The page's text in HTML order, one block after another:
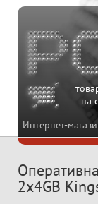
Интернет-
на
2x4GB